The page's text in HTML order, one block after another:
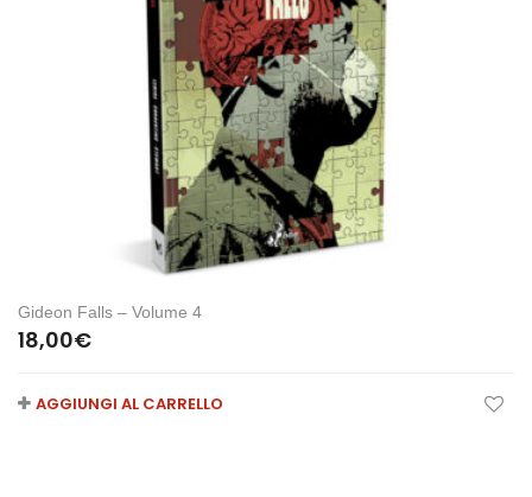
Gideon Falls – Volume 4
18,00€
AGGIUNGI AL CARRELLO